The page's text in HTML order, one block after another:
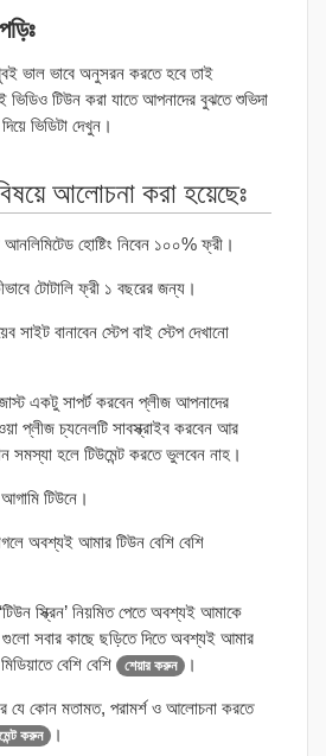
ভাল ভাবে অনুসরন করতে হবে তাই
টিউন করা যাতে আপনাদের বুঝতে শুভিদা
ভিডিটা দেখুন।
আলোচনা করা হয়েছেঃ
হোষ্টিং নিবেন ১০০% ফ্রী।
টোটালি ফ্রী ১ বছরের জন্য।
সাইট বানাবেন স্টেপ বাই স্টেপ দেখানো
একটু সাপর্ট করবেন প্লীজ আপনাদের
প্লীজ চ্যনেলটি সাবস্ক্রাইব করবেন আর
হলে টিউমেন্ট করতে ভুলবেন নাহ।
টিউনে।
অবশ্যই আমার টিউন বেশি বেশি
স্ক্রিন’ নিয়মিত পেতে অবশ্যই আমাকে
সবার কাছে ছড়িতে দিতে অবশ্যই আমার
বেশি বেশি
শেয়ার করুন ।
যে কোন মতামত, পরামর্শ ও আলোচনা করতে
করুন ।